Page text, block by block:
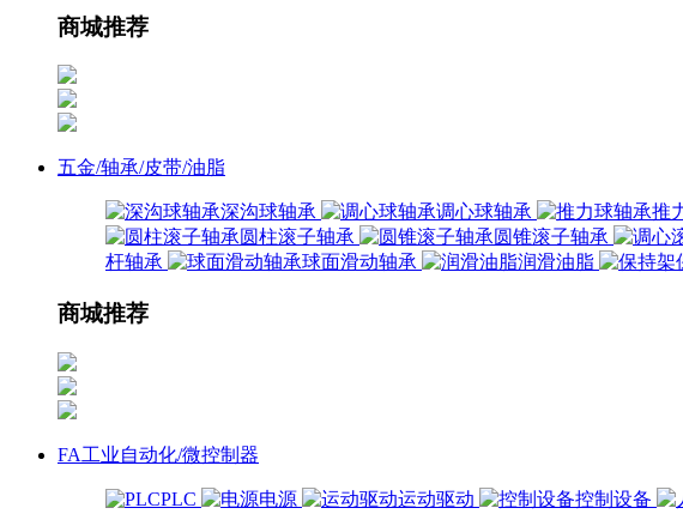
商城推荐
五金/轴承/皮带/油脂
深沟球轴承 调心球轴承 推
圆柱滚子轴承
圆锥滚子轴承
杆轴承
球面滑动轴承 润滑油脂
商城推荐
FA工业自动化/微控制器
PLC 电源 运动驱动 控制设备